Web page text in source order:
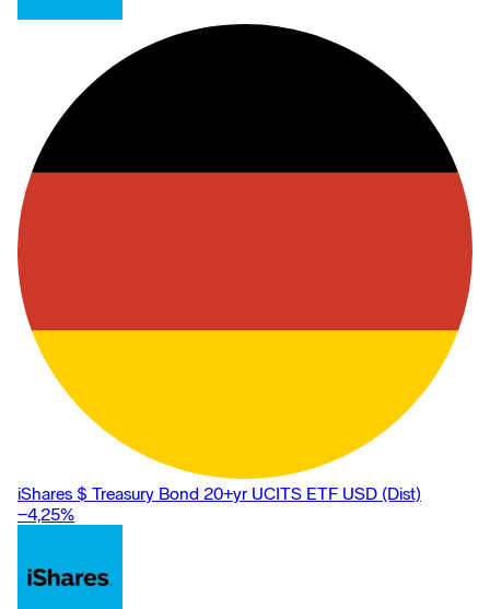
iShares $ Treasury Bond 20+yr UCITS ETF USD (Dist)
−4,25%